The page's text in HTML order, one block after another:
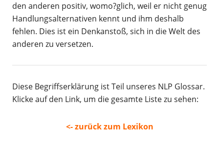
den anderen positiv, womo?glich, weil er nicht genug
Handlungsalternativen kennt und ihm deshalb
fehlen. Dies ist ein Denkanstoß, sich in die Welt des
anderen zu versetzen.
Diese Begriffserklärung ist Teil unseres NLP Glossar.
Klicke auf den Link, um die gesamte Liste zu sehen:
<- zurück zum Lexikon